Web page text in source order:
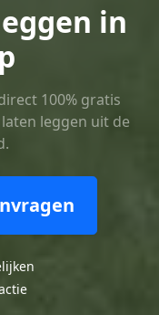
in
100% gratis
leggen uit de